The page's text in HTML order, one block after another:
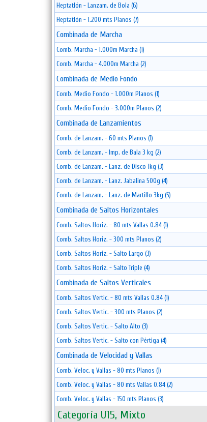
Heptatlón - Lanzam. de Bola (6)
Heptatlón - 1.200 mts Planos (7)
Combinada de Marcha
Comb. Marcha - 1.000m Marcha (1)
Comb. Marcha - 4.000m Marcha (2)
Combinada de Medio Fondo
Comb. Medio Fondo - 1.000m Planos (1)
Comb. Medio Fondo - 3.000m Planos (2)
Combinada de Lanzamientos
Comb. de Lanzam. - 60 mts Planos (1)
Comb. de Lanzam. - Imp. de Bala 3 kg (2)
Comb. de Lanzam. - Lanz. de Disco 1kg (3)
Comb. de Lanzam. - Lanz. Jabalina 500g (4)
Comb. de Lanzam. - Lanz. de Martillo 3kg (5)
Combinada de Saltos Horizontales
Comb. Saltos Horiz. - 80 mts Vallas 0.84 (1)
Comb. Saltos Horiz. - 300 mts Planos (2)
Comb. Saltos Horiz. - Salto Largo (3)
Comb. Saltos Horiz. - Salto Triple (4)
Combinada de Saltos Verticales
Comb. Saltos Vertic. - 80 mts Vallas 0.84 (1)
Comb. Saltos Vertic. - 300 mts Planos (2)
Comb. Saltos Vertic. - Salto Alto (3)
Comb. Saltos Vertic. - Salto con Pértiga (4)
Combinada de Velocidad y Vallas
Comb. Veloc. y Vallas - 80 mts Planos (1)
Comb. Veloc. y Vallas - 80 mts Vallas 0.84 (2)
Comb. Veloc. y Vallas - 150 mts Planos (3)
Categoría U15, Mixto